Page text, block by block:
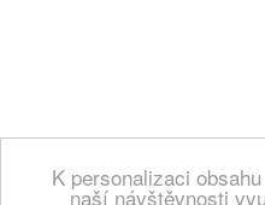
K personalizaci
naší návštěvnosti